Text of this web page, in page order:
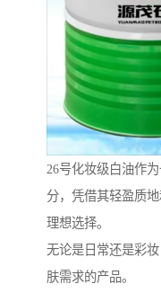
26号化妆级白油作
分，凭借其轻盈质
理想选择。
无论是日常还是彩
肤需求的产品。